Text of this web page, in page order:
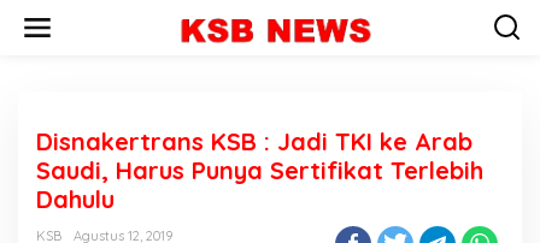
Disnakertrans KSB : Jadi TKI ke Arab
Saudi, Harus Punya Sertifikat Terlebih
Dahulu
KSB
Agustus 12, 2019